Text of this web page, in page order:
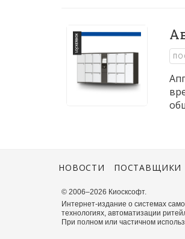
НОВОСТИ ПОСТАВЩИКИ
© 2006–2026 Киосксофт.
Интернет-издание о системах
технологиях, автоматизации
При полном или частичном